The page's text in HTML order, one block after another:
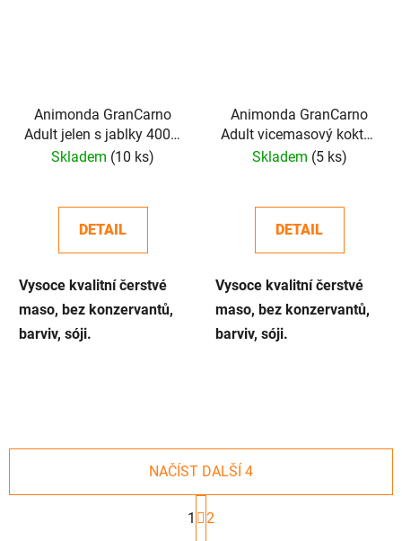
Animonda GranCarno
Adult jelen s jablky 400g,
800g
Skladem (10 ks)
DETAIL
Vysoce kvalitní čerstvé
maso, bez konzervantů,
barviv, sóji.
Animonda GranCarno
Adult vicemasový koktejl
400g, 800g
Skladem (5 ks)
DETAIL
Vysoce kvalitní čerstvé
maso, bez konzervantů,
barviv, sóji.
NAČÍST DALŠÍ 4
S
t
1 2